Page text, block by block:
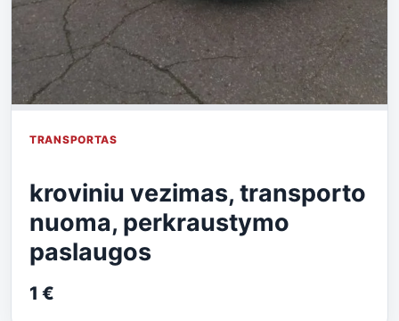
TRANSPORTAS
kroviniu vezimas, transporto
nuoma, perkraustymo
paslaugos
1 €